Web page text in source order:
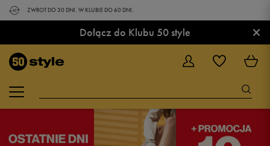
ZWROT DO 30 DNI. W KLUBIE DO 60 DNI.
Dołącz do Klubu 50 style ×